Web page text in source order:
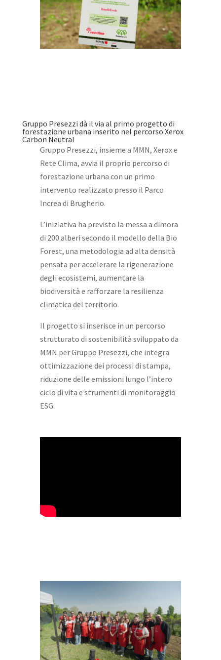
Gruppo Presezzi dà il via al primo progetto di
forestazione urbana inserito nel percorso Xerox
Carbon Neutral
Gruppo Presezzi, insieme a MMN, Xerox e
Rete Clima, avvia il proprio percorso di
forestazione urbana con un primo
intervento realizzato presso il Parco
Increa di Brugherio.
L’iniziativa ha previsto la messa a dimora
di 200 alberi secondo il modello della Bio
Forest, una metodologia ad alta densità
pensata per accelerare la rigenerazione
degli ecosistemi, aumentare la
biodiversità e rafforzare la resilienza
climatica del territorio.
Il progetto si inserisce in un percorso
strutturato di sostenibilità sviluppato da
MMN per Gruppo Presezzi, che integra
ottimizzazione dei processi di stampa,
riduzione delle emissioni lungo l’intero
ciclo di vita e strumenti di monitoraggio
ESG.